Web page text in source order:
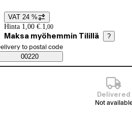
Price details
VAT 24 %
Hinta 1,00 €. 1 ,00
Maksa myöhemmin Tilillä ?
Saatavuustiedot
order method
to postal code
00220
Delivered
Not